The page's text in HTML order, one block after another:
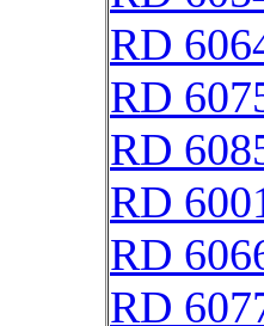
RD
RD
RD
RD
RD
RD